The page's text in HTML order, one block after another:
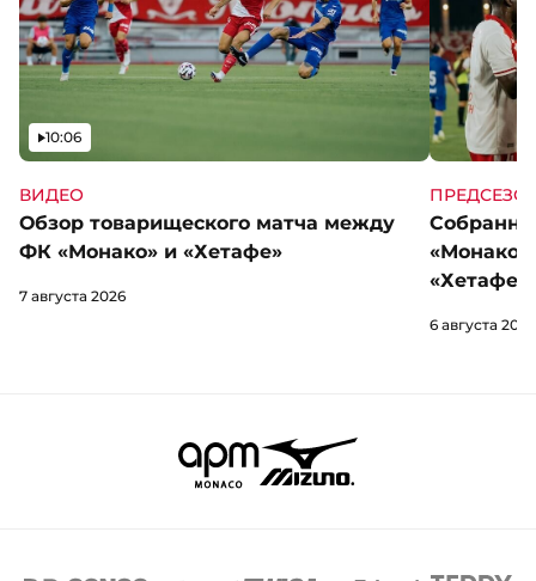
ВИДЕО
Обзор товарищеского матча между
ФК «Монако» и «Хетафе»
Видео
10:06
7 августа 2026
«Хетафе»
6 августа 2026